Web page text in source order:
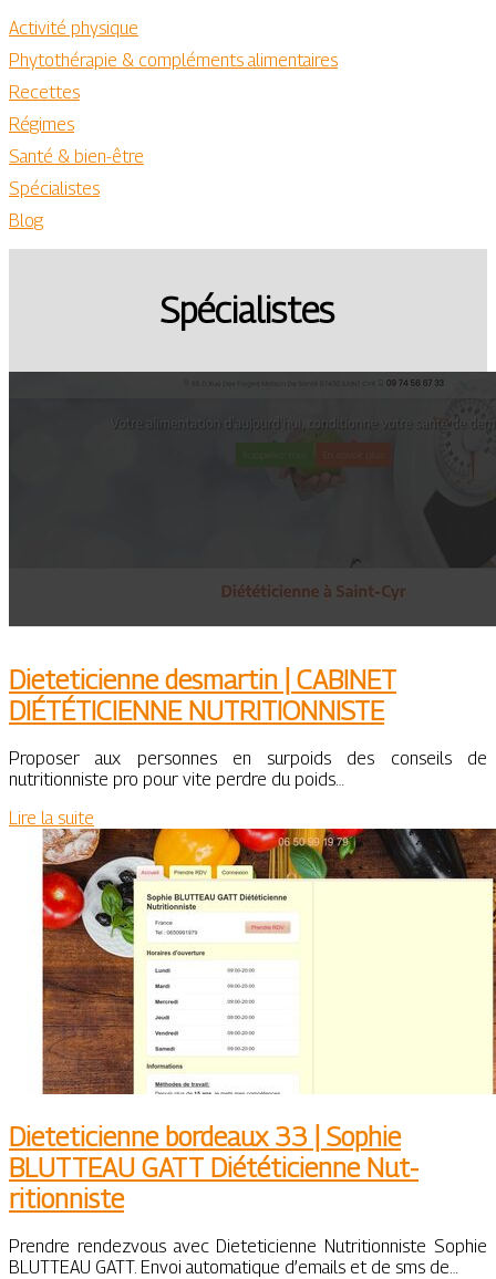
Activité physique
Phytothérapie & compléments alimentaires
Recettes
Régimes
Santé & bien-être
Spécialistes
Blog
Spécialistes
Dieteti­cien­ne desmartin | CABINET
DIÉTÉTICIEN­NE NUT­RITIONNISTE
Proposer aux personnes en surpoids des conseils de
nutritionniste pro pour vite perdre du poids…
Lire la suite
Dieteti­cien­ne bordeaux 33 | Sophie
BLUTTEAU GATT Diététi­cien­ne Nut­
ritionniste
Prendre rendezvous avec Dieteticienne Nutritionniste Sophie
BLUTTEAU GATT. Envoi automatique d’emails et de sms de…